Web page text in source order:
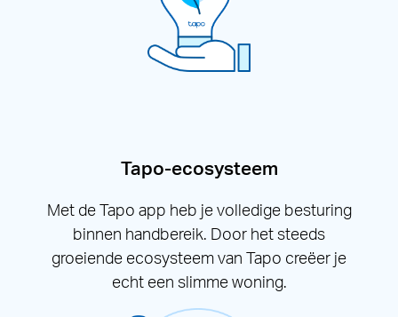
Tapo-ecosysteem
Met de Tapo app heb je volledige besturing
binnen handbereik. Door het steeds
groeiende ecosysteem van Tapo creëer je
echt een slimme woning.